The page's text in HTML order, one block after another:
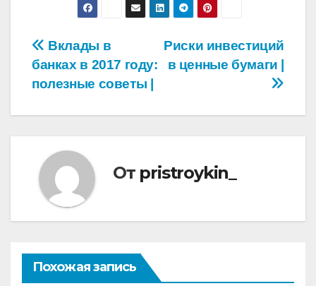
Навигация
по
записям
Риски инвестиций
в ценные бумаги |
Вклады в
банках в 2017 году:
полезные советы |
От pristroykin_
Похожая запись